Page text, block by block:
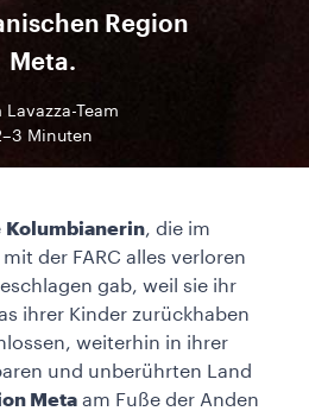
Region
Meta.
Lavazza-Team
Minuten
Kolumbianerin, die im
der FARC alles verloren
gab, weil sie ihr
ihrer Kinder zurückhaben
weiterhin in ihrer
und unberührten Land
Meta am Fuße der Anden